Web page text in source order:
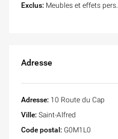
Exclus: Meubles et effets pers.
Adresse
Adresse: 10 Route du Cap
Ville: Saint-Alfred
Code postal: G0M1L0